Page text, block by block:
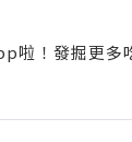
！發掘更多